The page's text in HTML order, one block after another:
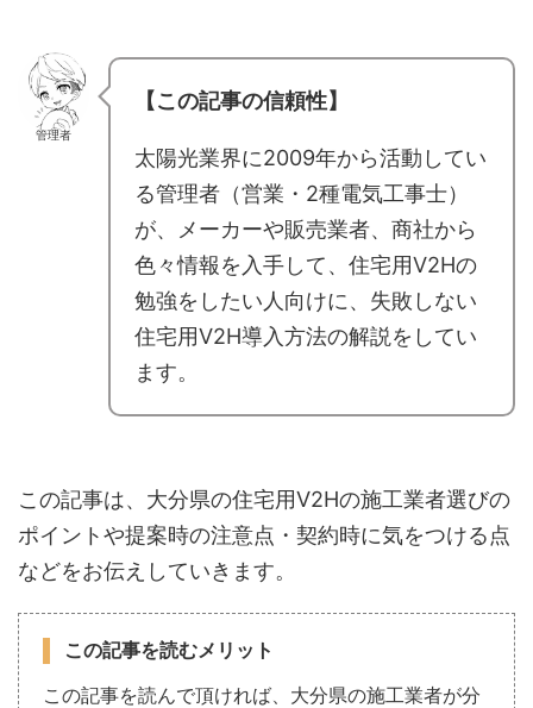
管理者
【この記事の信頼性】
太陽光業界に2009年から活動してい
る管理者（営業・2種電気工事士）
が、メーカーや販売業者、商社から
色々情報を入手して、住宅用V2Hの
勉強をしたい人向けに、失敗しない
住宅用V2H導入方法の解説をしてい
ます。
この記事は、大分県の住宅用V2Hの施工業者選びの
ポイントや提案時の注意点・契約時に気をつける点
などをお伝えしていきます。
この記事を読むメリット
この記事を読んで頂ければ、大分県の施工業者が分